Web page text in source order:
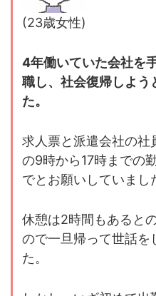
(23歳女性)
4年働いていた会社を
職し、社会復帰しよう
た。
求人票と派遣会社の社
の9時から17時までの
でとお願いしていまし
休憩は2時間もあると
ので一旦帰って世話を
た。